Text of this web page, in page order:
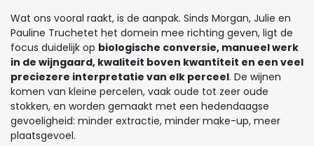
Wat ons vooral raakt, is de aanpak. Sinds Morgan, Julie en
Pauline Truchetet het domein mee richting geven, ligt de
focus duidelijk op biologische conversie, manueel werk
in de wijngaard, kwaliteit boven kwantiteit en een veel
preciezere interpretatie van elk perceel. De wijnen
komen van kleine percelen, vaak oude tot zeer oude
stokken, en worden gemaakt met een hedendaagse
gevoeligheid: minder extractie, minder make-up, meer
plaatsgevoel.